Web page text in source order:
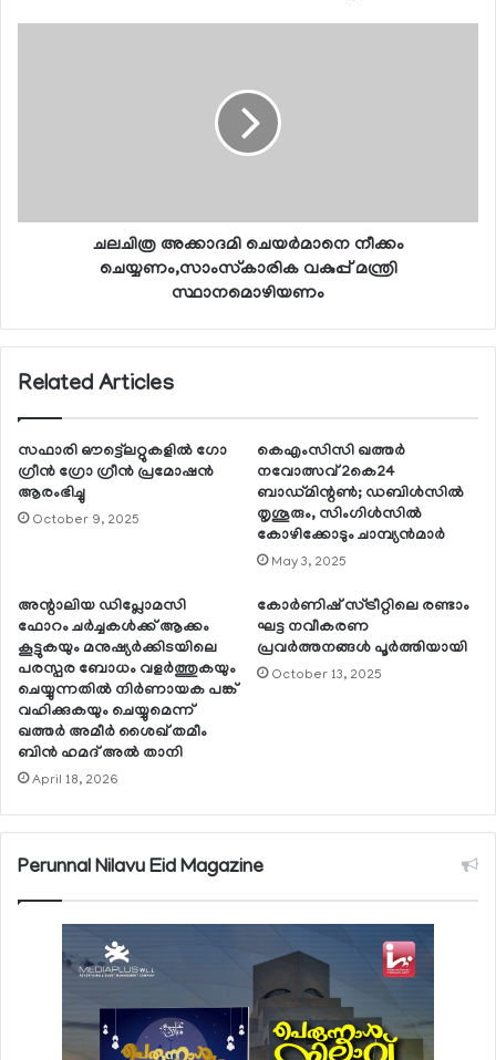
ചലചിത്ര അക്കാദമി ചെയര്‍മാനെ നീക്കം
ചെയ്യണം,സാംസ്‌കാരിക വകുപ്പ് മന്ത്രി
സ്ഥാനമൊഴിയണം
Related Articles
സഫാരി ഔട്ട്ലെറ്റുകളില്‍ ഗോ
ഗ്രീന്‍ ഗ്രോ ഗ്രീന്‍ പ്രമോഷന്‍
ആരംഭിച്ചു
October 9, 2025
കെഎംസിസി ഖത്തര്‍
നവോത്സവ് 2കെ24
ബാഡ്മിന്റണ്‍; ഡബിള്‍സില്‍
തൃശൂരും, സിംഗിള്‍സില്‍
കോഴിക്കോടും ചാമ്പ്യന്‍മാര്‍
May 3, 2025
അന്റാലിയ ഡിപ്ലോമസി
ഫോറം ചര്‍ച്ചകള്‍ക്ക് ആക്കം
കൂട്ടുകയും മനുഷ്യര്‍ക്കിടയിലെ
പരസ്പര ബോധം വളര്‍ത്തുകയും
ചെയ്യുന്നതില്‍ നിര്‍ണായക പങ്ക്
വഹിക്കുകയും ചെയ്യുമെന്ന്
ഖത്തര്‍ അമീര്‍ ശൈഖ് തമീം
ബിന്‍ ഹമദ് അല്‍ താനി
April 18, 2026
കോര്‍ണിഷ് സ്ട്രീറ്റിലെ രണ്ടാം
ഘട്ട നവീകരണ
പ്രവര്‍ത്തനങ്ങള്‍ പൂര്‍ത്തിയായി
October 13, 2025
Perunnal Nilavu Eid Magazine